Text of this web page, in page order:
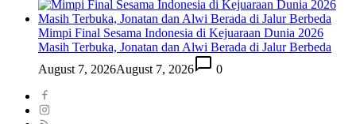
Mimpi Final Sesama Indonesia di Kejuaraan Dunia 2026
Masih Terbuka, Jonatan dan Alwi Berada di Jalur Berbeda
August 7, 2026August 7, 2026 0